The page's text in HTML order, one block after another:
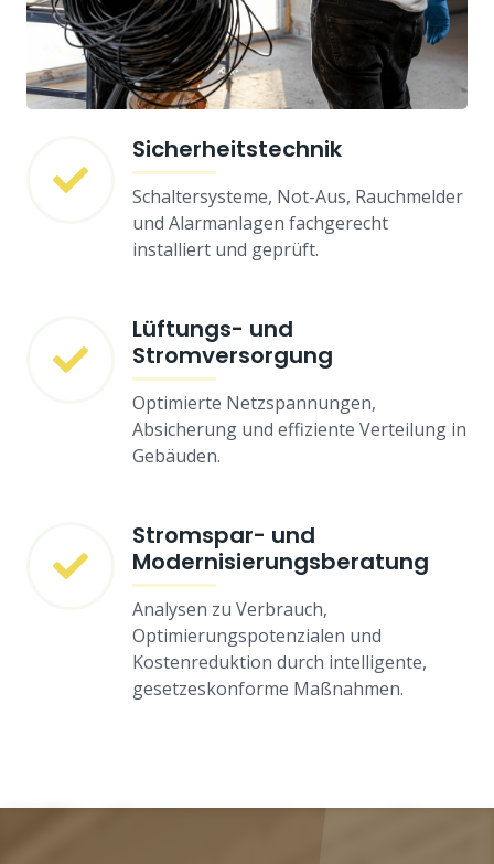
Sicherheitstechnik
Schaltersysteme, Not-Aus, Rauchmelder
und Alarmanlagen fachgerecht
installiert und geprüft.
Lüftungs- und
Stromversorgung
Optimierte Netzspannungen,
Absicherung und effiziente Verteilung in
Gebäuden.
Stromspar- und
Modernisierungsberatung
Analysen zu Verbrauch,
Optimierungspotenzialen und
Kostenreduktion durch intelligente,
gesetzeskonforme Maßnahmen.